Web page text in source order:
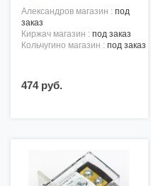
александров магазин : под
заказ
киржач магазин : под заказ
кольчугино магазин : под заказ
474 руб.